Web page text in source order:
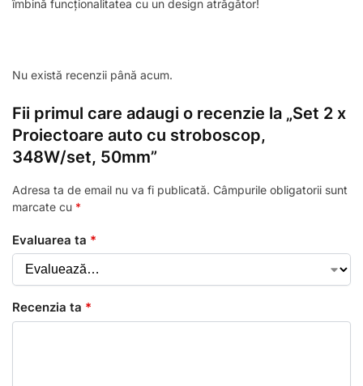
îmbină funcționalitatea cu un design atrăgător!
Nu există recenzii până acum.
Fii primul care adaugi o recenzie la „Set 2 x
Proiectoare auto cu stroboscop,
348W/set, 50mm”
Adresa ta de email nu va fi publicată. Câmpurile obligatorii sunt
marcate cu *
Evaluarea ta *
Recenzia ta *